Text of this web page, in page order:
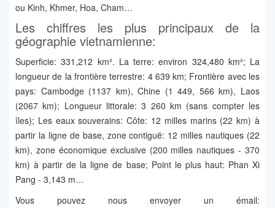
ou Kinh, Khmer, Hoa, Cham…
Les chiffres les plus principaux de la
géographie vietnamienne:
Superficie: 331,212 km². La terre: environ 324,480 km²; La
longueur de la frontière terrestre: 4 639 km; Frontière avec les
pays: Cambodge (1137 km), Chine (1 449, 566 km), Laos
(2067 km); Longueur littorale: 3 260 km (sans compter les
îles); Les eaux souverains: Côte: 12 milles marins (22 km) à
partir la ligne de base, zone contiguë: 12 milles nautiques (22
km), zone économique exclusive (200 milles nautiques - 370
km) à partir de la ligne de base; Point le plus haut: Phan Xi
Pang - 3,143 m…
Vous pouvez nous envoyer un émail: